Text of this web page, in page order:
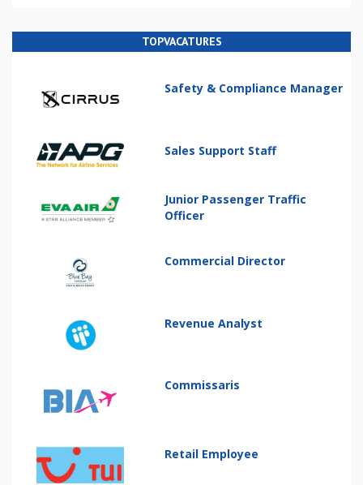
TOPVACATURES
Safety & Compliance Manager
Sales Support Staff
Junior Passenger Traffic
Officer
Commercial Director
Revenue Analyst
Commissaris
Retail Employee